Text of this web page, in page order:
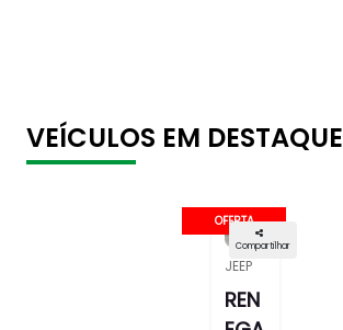
VEÍCULOS EM DESTAQUE
OFERTA
Compartilhar
JEEP
REN